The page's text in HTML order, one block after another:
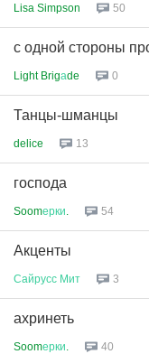
Lisa Simpson 50
с одной стороны
Light Brigаde 0
Танцы-шманцы
delice 13
господа
Soomерки 54
Акценты
Сайрусс Мит 3
ахринеть
Soomерки 40